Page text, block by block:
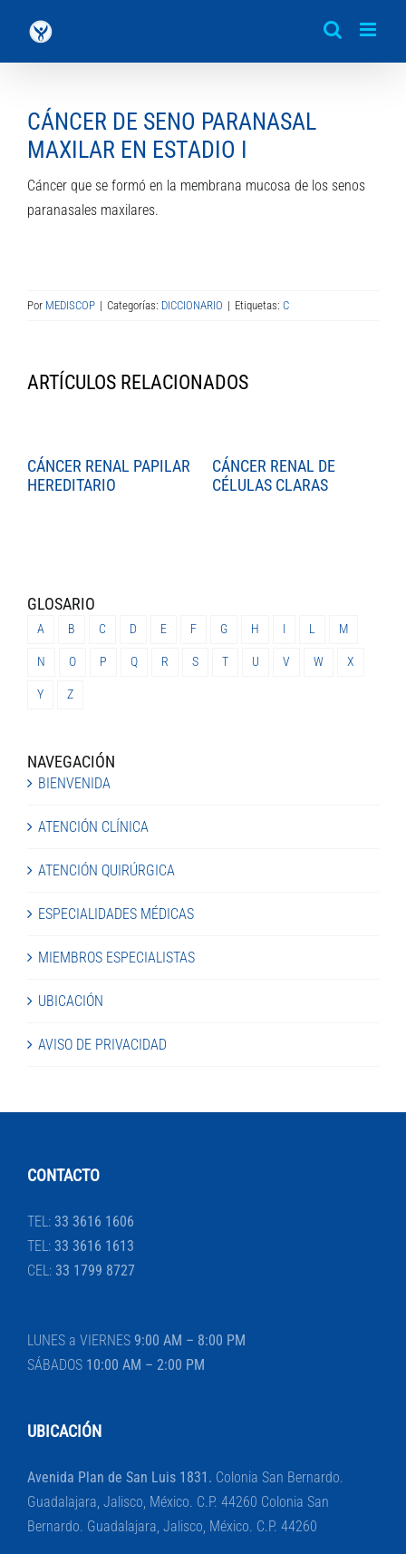
contenido
CÁNCER DE SENO PARANASAL
MAXILAR EN ESTADIO I
Cáncer que se formó en la membrana mucosa de los senos
paranasales maxilares.
Por MEDISCOP | Categorías: DICCIONARIO | Etiquetas: C
ARTÍCULOS RELACIONADOS
CÁNCER RENAL PAPILAR
HEREDITARIO
CÁNCER RENAL DE
CÉLULAS CLARAS
GLOSARIO
A B C D E F G H I L M
N O P Q R S T U V W X
Y Z
NAVEGACIÓN
BIENVENIDA
ATENCIÓN CLÍNICA
ATENCIÓN QUIRÚRGICA
ESPECIALIDADES MÉDICAS
MIEMBROS ESPECIALISTAS
UBICACIÓN
AVISO DE PRIVACIDAD
CONTACTO
TEL: 33 3616 1606
TEL: 33 3616 1613
CEL: 33 1799 8727
LUNES a VIERNES 9:00 AM – 8:00 PM
SÁBADOS 10:00 AM – 2:00 PM
UBICACIÓN
Avenida Plan de San Luis 1831. Colonia San Bernardo.
Guadalajara, Jalisco, México. C.P. 44260 Colonia San
Bernardo. Guadalajara, Jalisco, México. C.P. 44260